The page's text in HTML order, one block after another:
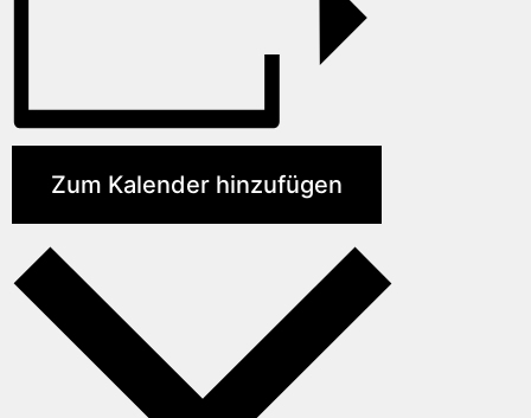
Zum Kalender hinzufügen